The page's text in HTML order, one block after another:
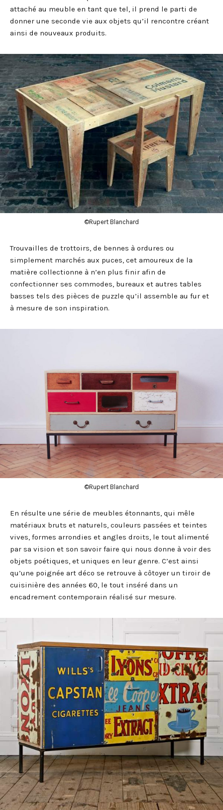
attaché au meuble en tant que tel, il prend le parti de
donner une seconde vie aux objets qu’il rencontre créant
ainsi de nouveaux produits.
©Rupert Blanchard
Trouvailles de trottoirs, de bennes à ordures ou
simplement marchés aux puces, cet amoureux de la
matière collectionne à n’en plus finir afin de
confectionner ses commodes, bureaux et autres tables
basses tels des pièces de puzzle qu’il assemble au fur et
à mesure de son inspiration.
©Rupert Blanchard
En résulte une série de meubles étonnants, qui mêle
matériaux bruts et naturels, couleurs passées et teintes
vives, formes arrondies et angles droits, le tout alimenté
par sa vision et son savoir faire qui nous donne à voir des
objets poétiques, et uniques en leur genre. C’est ainsi
qu’une poignée art déco se retrouve à côtoyer un tiroir de
cuisinière des années 60, le tout inséré dans un
encadrement contemporain réalisé sur mesure.